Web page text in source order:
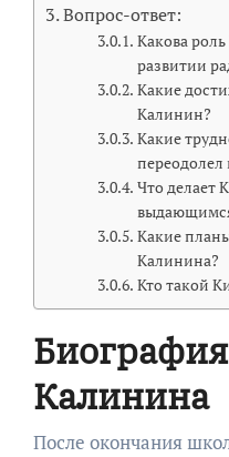
Вопрос-ответ:
Какова
развитии
Какие
Калинин?
Какие
переодолел
Что делает
Какие
Калинина?
Кто такой
Калинина
После окончания